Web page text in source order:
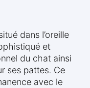
dans l’oreille
et
du chat ainsi
ses pattes. Ce
avec le